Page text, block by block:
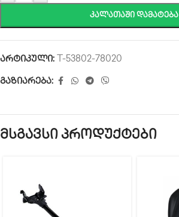
ᲙᲐᲚᲐᲗᲐᲨᲘ ᲓᲐᲛᲐᲢᲔᲑᲐ
არტიკული: T-53802-78020
გაზიარება:
მსგავსი პროდუქტები